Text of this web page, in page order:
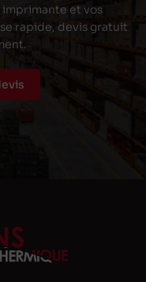
et vos
rapide, devis gratuit